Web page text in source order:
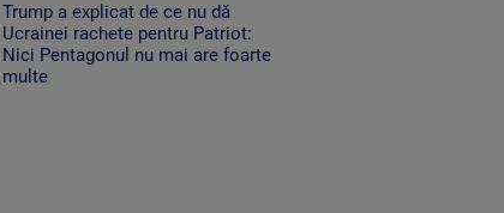
Trump a explicat de ce nu dă
Ucrainei rachete pentru Patriot:
Nici Pentagonul nu mai are foarte
multe